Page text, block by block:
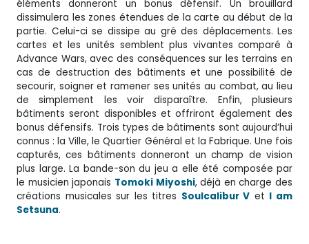
éléments donneront un bonus défensif. Un brouillard
dissimulera les zones étendues de la carte au début de la
partie. Celui-ci se dissipe au gré des déplacements. Les
cartes et les unités semblent plus vivantes comparé à
Advance Wars, avec des conséquences sur les terrains en
cas de destruction des bâtiments et une possibilité de
secourir, soigner et ramener ses unités au combat, au lieu
de simplement les voir disparaître. Enfin, plusieurs
bâtiments seront disponibles et offriront également des
bonus défensifs. Trois types de bâtiments sont aujourd’hui
connus : la Ville, le Quartier Général et la Fabrique. Une fois
capturés, ces bâtiments donneront un champ de vision
plus large. La bande-son du jeu a elle été composée par
le musicien japonais Tomoki Miyoshi, déjà en charge des
créations musicales sur les titres Soulcalibur V et I am
Setsuna.